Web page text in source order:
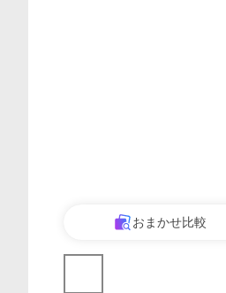
おまかせ比較